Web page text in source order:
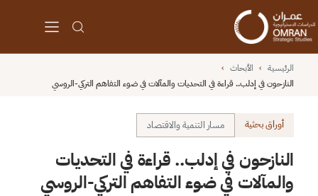
الرئيسية › الأبحاث ›
النازحون في إدلب.. قراءة في التحديات والمآلات في ضوء التفاهم التركي-الروسي
أوراق بحثية مسار التنمية والاقتصاد
النازحون في إدلب.. قراءة في التحديات
والمآلات في ضوء التفاهم التركي-الروسي